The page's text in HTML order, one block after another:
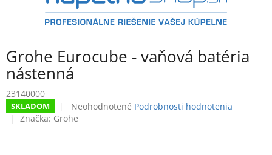
Grohe Eurocube - vaňová batéria
nástenná
23140000
SKLADOM
Priemerné
hodnotenie
Neohodnotené Podrobnosti hodnotenia
Značka: Grohe